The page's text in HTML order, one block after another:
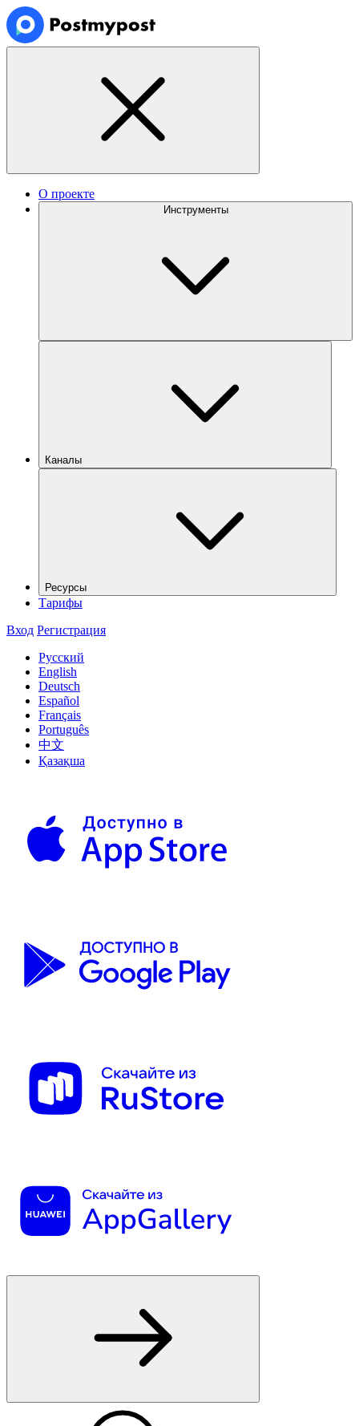
О проекте
Инструменты
Каналы
Ресурсы
Тарифы
Вход Регистрация
Русский
English
Deutsch
Español
Français
Português
中文
Қазақша